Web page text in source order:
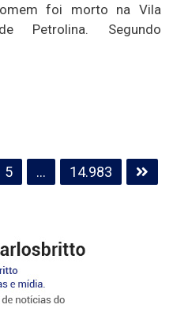
foi morto na Vila
Petrolina. Segundo
5 … 14.983